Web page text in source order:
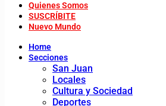
Quienes Somos
SUSCRÍBITE
Nuevo Mundo
Home
Secciones
San Juan
Locales
Cultura y Sociedad
Deportes